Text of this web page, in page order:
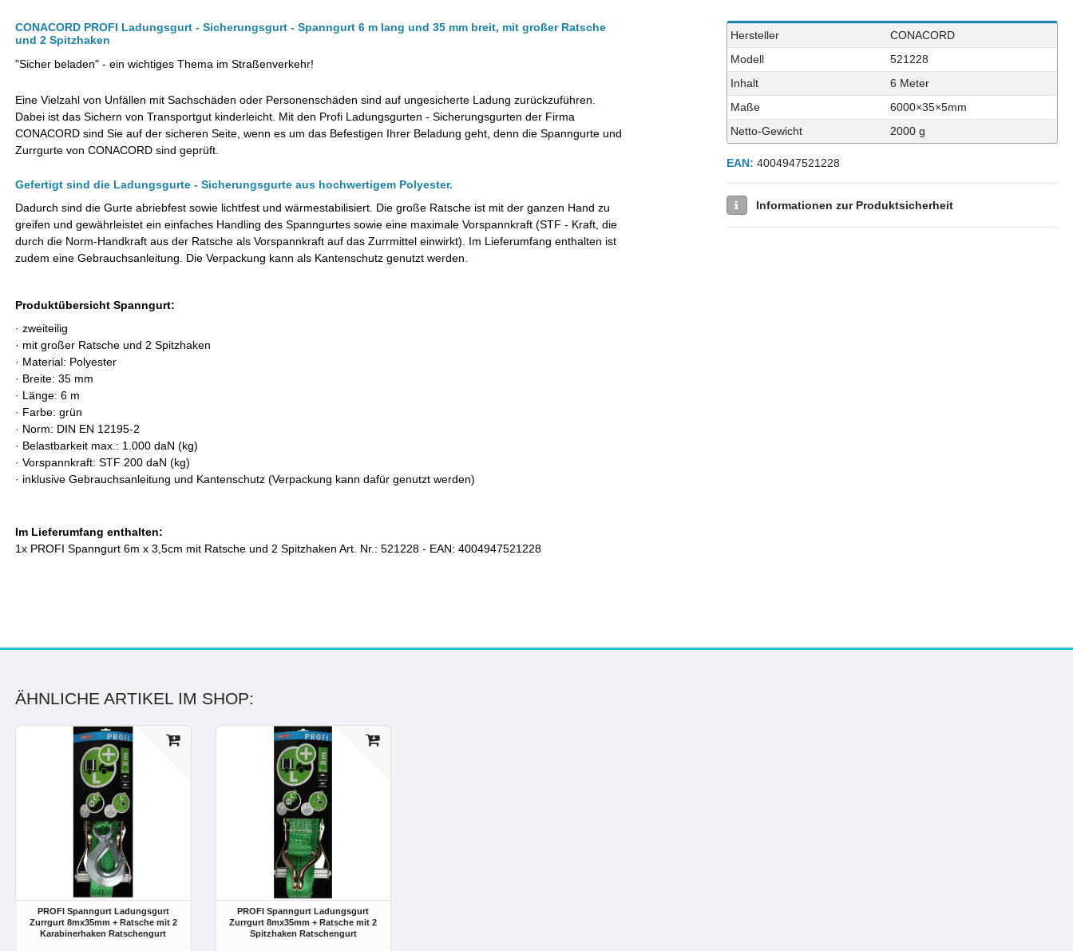
CONACORD PROFI Ladungsgurt - Sicherungsgurt - Spanngurt 6 m lang und 35 mm breit, mit großer Ratsche
und 2 Spitzhaken
"Sicher beladen" - ein wichtiges Thema im Straßenverkehr!
Eine Vielzahl von Unfällen mit Sachschäden oder Personenschäden sind auf ungesicherte Ladung zurückzuführen.
Dabei ist das Sichern von Transportgut kinderleicht. Mit den Profi Ladungsgurten - Sicherungsgurten der Firma
CONACORD sind Sie auf der sicheren Seite, wenn es um das Befestigen Ihrer Beladung geht, denn die Spanngurte und
Zurrgurte von CONACORD sind geprüft.
Gefertigt sind die Ladungsgurte - Sicherungsgurte aus hochwertigem Polyester.
Dadurch sind die Gurte abriebfest sowie lichtfest und wärmestabilisiert. Die große Ratsche ist mit der ganzen Hand zu
greifen und gewährleistet ein einfaches Handling des Spanngurtes sowie eine maximale Vorspannkraft (STF - Kraft, die
durch die Norm-Handkraft aus der Ratsche als Vorspannkraft auf das Zurrmittel einwirkt). Im Lieferumfang enthalten ist
zudem eine Gebrauchsanleitung. Die Verpackung kann als Kantenschutz genutzt werden.
Produktübersicht Spanngurt:
· zweiteilig
· mit großer Ratsche und 2 Spitzhaken
· Material: Polyester
· Breite: 35 mm
· Länge: 6 m
· Farbe: grün
· Norm: DIN EN 12195-2
· Belastbarkeit max.: 1.000 daN (kg)
· Vorspannkraft: STF 200 daN (kg)
· inklusive Gebrauchsanleitung und Kantenschutz (Verpackung kann dafür genutzt werden)
Im Lieferumfang enthalten:
1x PROFI Spanngurt 6m x 3,5cm mit Ratsche und 2 Spitzhaken Art. Nr.: 521228 - EAN: 4004947521228
Technisches
Merkmal
Wert
Hersteller
CONACORD
Modell
521228
Inhalt
6 Meter
Maße
6000×35×5mm
Netto-Gewicht
2000 g
EAN: 4004947521228
Informationen zur Produktsicherheit
ÄHNLICHE ARTIKEL IM SHOP:
PROFI Spanngurt Ladungsgurt
Zurrgurt 8mx35mm + Ratsche mit 2
Karabinerhaken Ratschengurt
PROFI Spanngurt Ladungsgurt
Zurrgurt 8mx35mm + Ratsche mit 2
Spitzhaken Ratschengurt